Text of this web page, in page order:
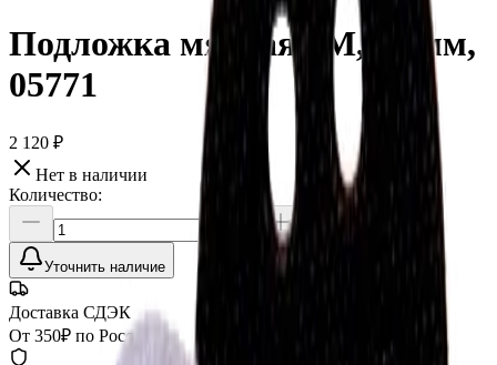
Подложка мягкая 3M, 75 мм,
05771
2 120 ₽
Нет в наличии
Количество:
Уточнить наличие
Доставка СДЭК
От 350₽ по России